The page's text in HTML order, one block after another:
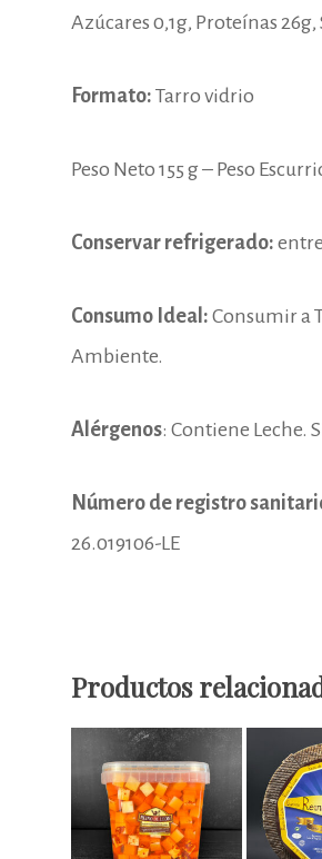
Azúcares 0,1g, Proteínas 26g,
Formato: Tarro vidrio
Peso Neto 155 g – Peso
Conservar refrigerado: entre
Consumo Ideal: Consumir a
Ambiente.
Alérgenos: Contiene Leche.
Número de registro
26.019106-LE
Productos